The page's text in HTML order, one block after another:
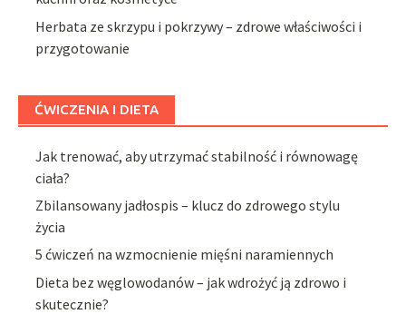
Herbata ze skrzypu i pokrzywy – zdrowe właściwości i
przygotowanie
ĆWICZENIA I DIETA
Jak trenować, aby utrzymać stabilność i równowagę
ciała?
Zbilansowany jadłospis – klucz do zdrowego stylu
życia
5 ćwiczeń na wzmocnienie mięśni naramiennych
Dieta bez węglowodanów – jak wdrożyć ją zdrowo i
skutecznie?